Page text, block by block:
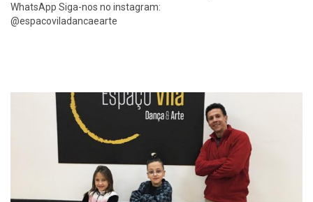
WhatsApp Siga-nos no instagram:
@espacoviladancaearte